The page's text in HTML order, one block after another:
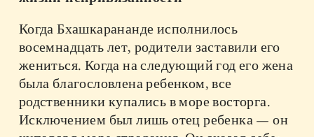
Когда Бхашкарананде исполнилось
восемнадцать лет, родители заставили его
жениться. Когда на следующий год его жена
была благословлена ребенком, все
родственники купались в море восторга.
Исключением был лишь отец ребенка — он